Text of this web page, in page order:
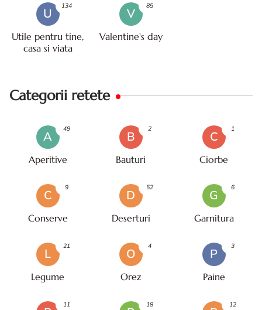
U
Utile pentru tine,
casa si viata
134
V
Valentine's day
85
Categorii retete
A
Aperitive
49
B
Bauturi
2
C
Ciorbe
1
C
Conserve
9
D
Deserturi
52
G
Garnitura
6
L
Legume
21
O
Orez
4
P
Paine
3
11 18 12